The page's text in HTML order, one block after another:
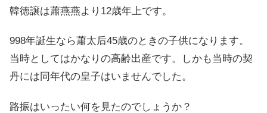
韓徳譲は蕭燕燕より12歳年上です。
998年誕生なら蕭太后45歳のときの子供になります。
当時としてはかなりの高齢出産です。しかも当時の契
丹には同年代の皇子はいませんでした。
路振はいったい何を見たのでしょうか？